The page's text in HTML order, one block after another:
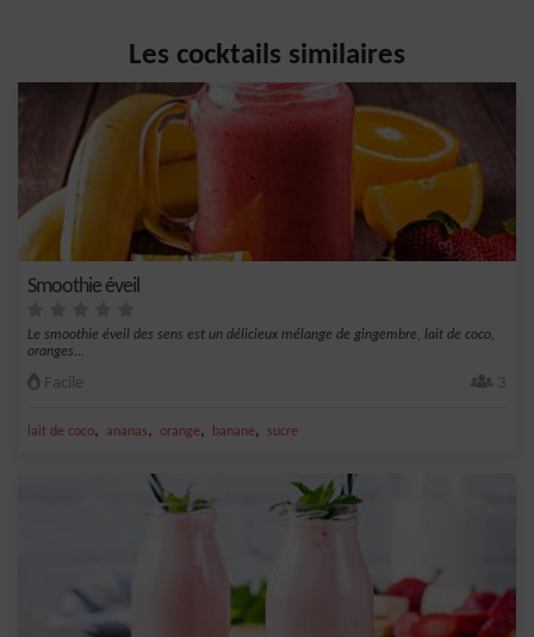
Les cocktails similaires
Smoothie éveil
Le smoothie éveil des sens est un délicieux mélange de gingembre, lait de coco,
oranges...
Facile 3
lait de coco, ananas, orange, banane, sucre